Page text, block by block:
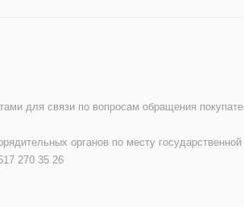
для связи по вопросам обращения
органов по месту государственной
270 35 26